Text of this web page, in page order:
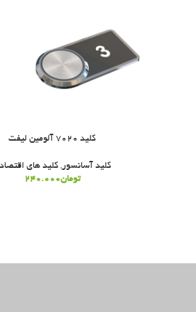
کلید 7020 آلومین لیفت
کلید آسانسور, کلید های
تومان240.000